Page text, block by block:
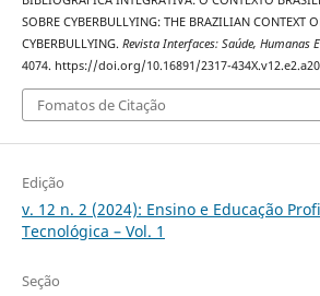
SOBRE CYBERBULLYING: THE BRAZILIAN CONTEXT
CYBERBULLYING. Revista Interfaces: Saúde, Humanas
4074. https://doi.org/10.16891/2317-
Fomatos de Citação
Edição
v. 12 n. 2 (2024): Ensino e Educação
Tecnológica – Vol. 1
Seção